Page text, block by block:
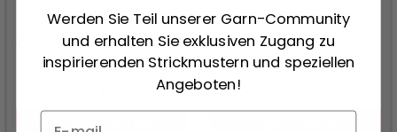
KNITPRO ZING
JACKENSTRICKNADELN 35
CM / 14"
Angebot verfällt
KNITPRO ZING
SPEZIAL
AUSTAUSCHBARE
RUNDSTRICKNADEL
SET, STARTERSET, 10
Werden Sie Teil unserer Garn-Community
und erhalten Sie exklusiven Zugang zu
inspirierenden Strickmustern und speziellen
Angeboten!